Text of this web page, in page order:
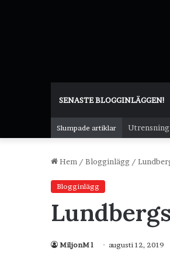
SENASTE BLOGGINLÄGGEN!
Slumpade artiklar Utrensning
Hem / Blogginlägg /
Blogginlägg
MiljonM l augusti 12, 2019